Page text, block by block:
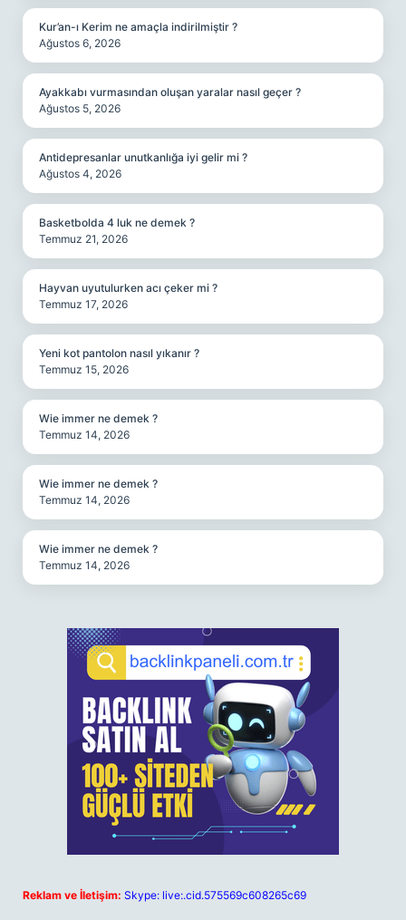
Kur’an-ı Kerim ne amaçla indirilmiştir ?
Ağustos 6, 2026
Ayakkabı vurmasından oluşan yaralar nasıl geçer ?
Ağustos 5, 2026
Antidepresanlar unutkanlığa iyi gelir mi ?
Ağustos 4, 2026
Basketbolda 4 luk ne demek ?
Temmuz 21, 2026
Hayvan uyutulurken acı çeker mi ?
Temmuz 17, 2026
Yeni kot pantolon nasıl yıkanır ?
Temmuz 15, 2026
Wie immer ne demek ?
Temmuz 14, 2026
Wie immer ne demek ?
Temmuz 14, 2026
Wie immer ne demek ?
Temmuz 14, 2026
Reklam ve İletişim: Skype: live:.cid.575569c608265c69